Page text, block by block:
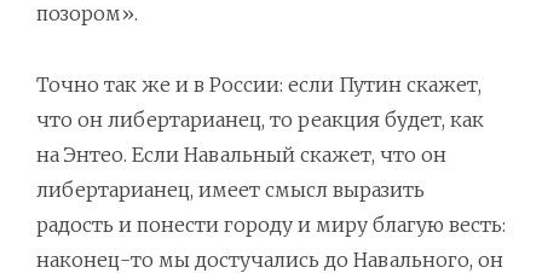
позором».
Точно так же и в России: если Путин скажет,
что он либертарианец, то реакция будет, как
на Энтео. Если Навальный скажет, что он
либертарианец, имеет смысл выразить
радость и понести городу и миру благую весть:
наконец-то мы достучались до Навального, он